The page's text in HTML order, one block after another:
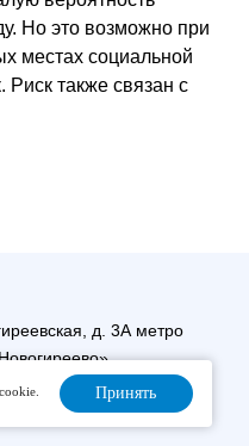
Но это возможно при
местах социальной
Риск также связан с
д. 3А метро
Принять